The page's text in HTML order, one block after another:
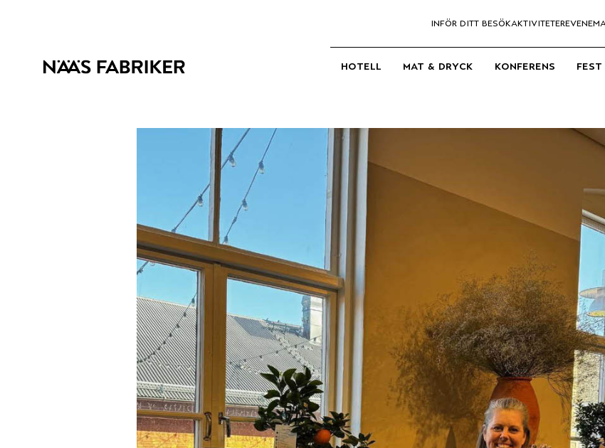
inför ditt besökaktiviteter
hotell mat & dryck konferens fest